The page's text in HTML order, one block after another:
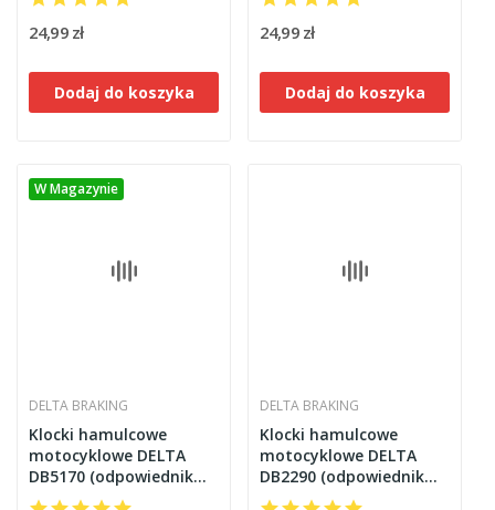
24,99 zł
Dodaj do koszyka
24,99 zł
Dodaj do koszyka
W Magazynie
DELTA BRAKING
Klocki hamulcowe
motocyklowe DELTA
DB5170 (odpowiednik
FA260)
DELTA BRAKING
Klocki hamulcowe
motocyklowe DELTA
DB2290 (odpowiednik
FA357)